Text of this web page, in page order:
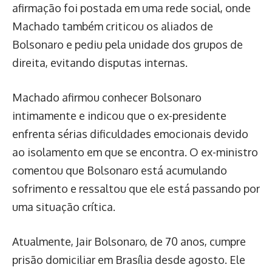
afirmação foi postada em uma rede social, onde
Machado também criticou os aliados de
Bolsonaro e pediu pela unidade dos grupos de
direita, evitando disputas internas.
Machado afirmou conhecer Bolsonaro
intimamente e indicou que o ex-presidente
enfrenta sérias dificuldades emocionais devido
ao isolamento em que se encontra. O ex-ministro
comentou que Bolsonaro está acumulando
sofrimento e ressaltou que ele está passando por
uma situação crítica.
Atualmente, Jair Bolsonaro, de 70 anos, cumpre
prisão domiciliar em Brasília desde agosto. Ele